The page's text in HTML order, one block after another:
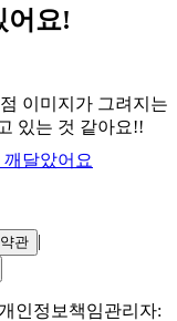
어요!
이미지가 그려지는
있는 것 같아요!!
달았어요
관 |
인정보책임관리자: